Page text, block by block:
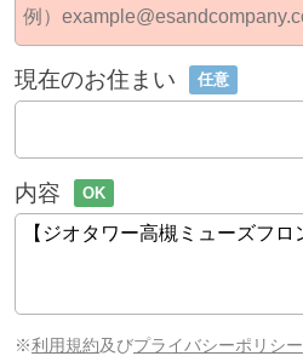
現在のお住まい 任意
内容 OK
※利用規約及びプライバシーポリシー